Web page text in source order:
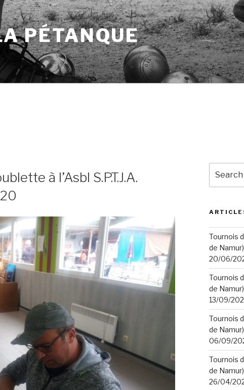
PÉTANQUE
à l’Asbl S.P.T.J.A.
for:
Tournois
de
20/06/
Tournois
de
13/09/
Tournois
de
06/09/
Tournois
de
26/04/